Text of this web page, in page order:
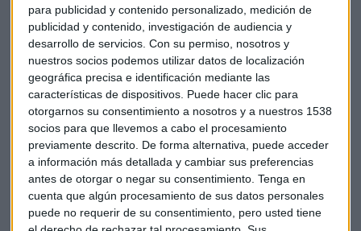
para publicidad y contenido personalizado, medición de
publicidad y contenido, investigación de audiencia y
desarrollo de servicios. Con su permiso, nosotros y
nuestros socios podemos utilizar datos de localización
geográfica precisa e identificación mediante las
características de dispositivos. Puede hacer clic para
otorgarnos su consentimiento a nosotros y a nuestros 1538
socios para que llevemos a cabo el procesamiento
previamente descrito. De forma alternativa, puede acceder
a información más detallada y cambiar sus preferencias
antes de otorgar o negar su consentimiento. Tenga en
cuenta que algún procesamiento de sus datos personales
puede no requerir de su consentimiento, pero usted tiene
Reducción de 882 millones de deuda
Pese al complicado entorno operativo derivado de la
pandemia, la multinacional ha logradoreducir su deuda
netaen 882 millones de euros, hasta situarla en 3.338
millones.
Por otro lado, en el marco del Plan de Resiliencia de la
compañía, Repsol ha ha generado 2.122 millones de euros
caja operativa hasta septiembre.
El consejero delegado de Repsol, Josu Jon Imaz, valora así